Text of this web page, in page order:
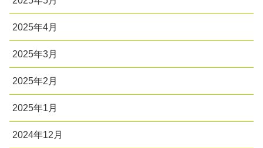
2025年4月
2025年3月
2025年2月
2025年1月
2024年12月